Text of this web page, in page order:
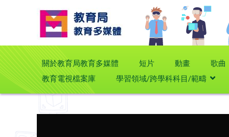
關於教育局教育多媒體 短片 動畫
歌曲
教育電視檔案庫
學習領域/跨學科科目/範疇